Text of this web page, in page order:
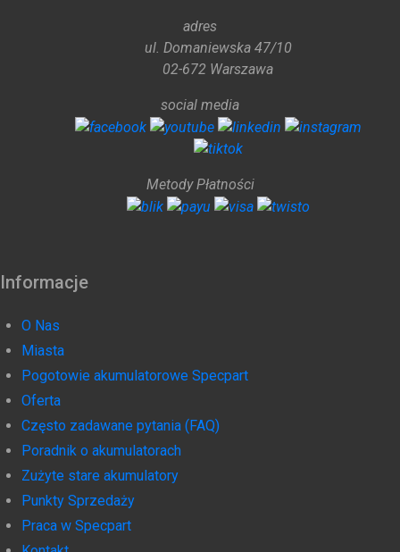
adres
ul. Domaniewska 47/10
02-672 Warszawa
social media
Metody Płatności
Informacje
O Nas
Miasta
Pogotowie akumulatorowe Specpart
Oferta
Często zadawane pytania (FAQ)
Poradnik o akumulatorach
Zużyte stare akumulatory
Punkty Sprzedaży
Praca w Specpart